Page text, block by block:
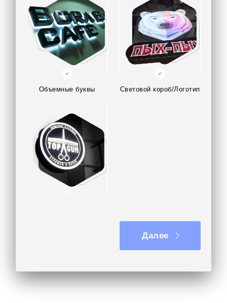
Объемные буквы Световой короб/Логотип
Далее